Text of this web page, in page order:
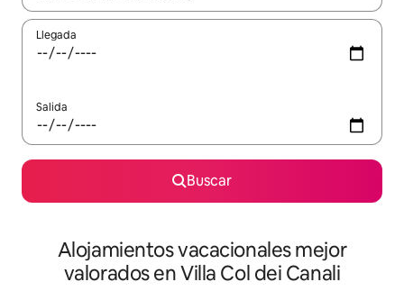
Llegada
Salida
Buscar
Alojamientos vacacionales mejor
valorados en Villa Col dei Canali